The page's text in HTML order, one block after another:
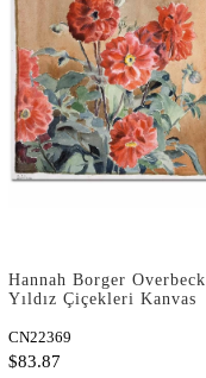
Hannah Borger Overbeck
Yıldız Çiçekleri Kanvas
CN22369
$83.87